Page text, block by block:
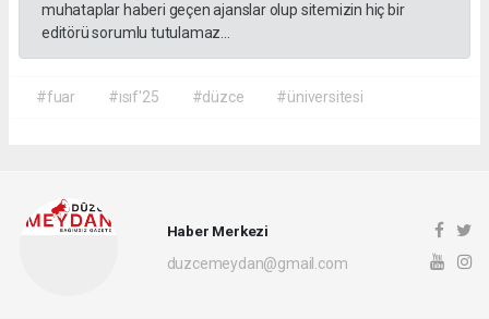
muhataplar haberi geçen ajanslar olup sitemizin hiç bir
editörü sorumlu tutulamaz...
#fuar #ısıf'25 #düzce #üniversitesi
Haber Merkezi
duzcemeydan@gmail.com